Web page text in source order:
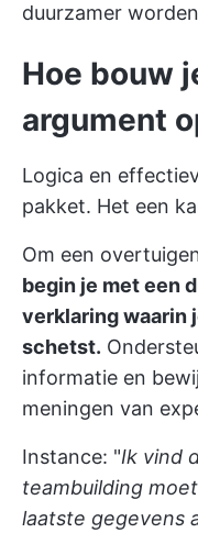
duurzamer
Hoe bouw
argument
Logica en
pakket. Het een
Om een
begin je met een
verklaring waarin
schetst.
informatie en
meningen van
Instance: "Ik vind
teambuilding
laatste gegevens